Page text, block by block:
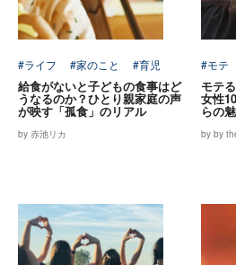
#ライフ #家のこと #育児
給食がないと子どもの食事はど
うなるのか？ひとり親家庭の声
が映す「孤食」のリアル
by 赤池リカ
#モテ
モテ
女性
らの
by by